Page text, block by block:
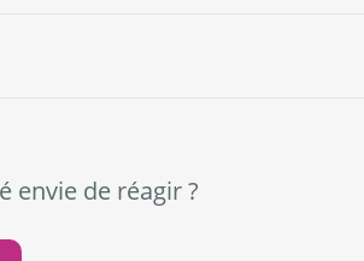
envie de réagir ?